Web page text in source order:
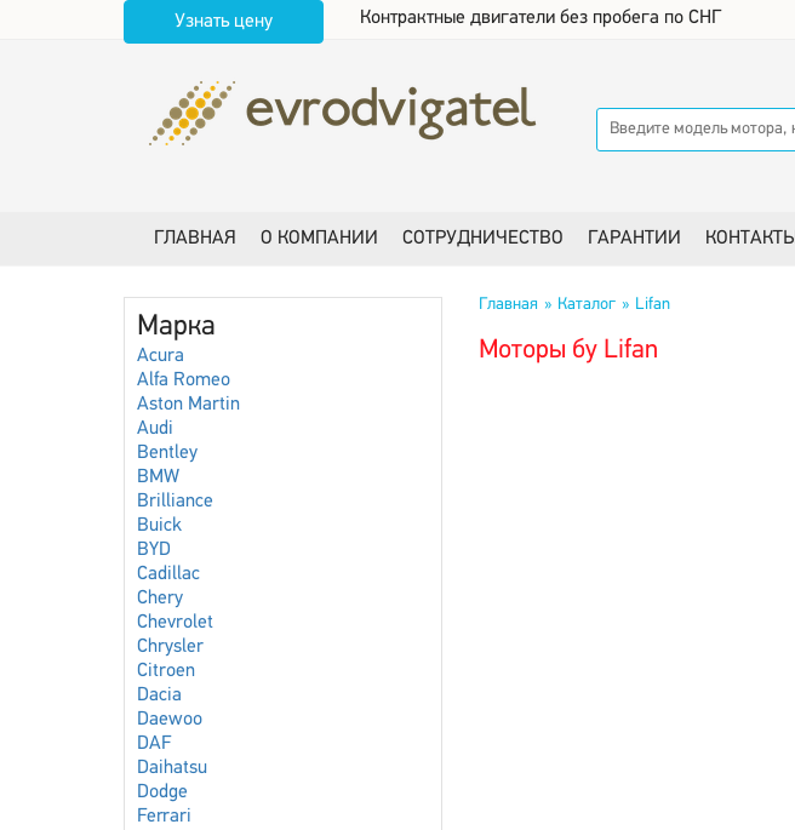
Узнать цену Контрактные двигатели без пробега по СНГ
ГЛАВНАЯ О КОМПАНИИ СОТРУДНИЧЕСТВО ГАРАНТИИ КОНТАКТЫ
Марка
Acura
Alfa Romeo
Aston Martin
Audi
Bentley
BMW
Brilliance
Buick
BYD
Cadillac
Chery
Chevrolet
Chrysler
Citroen
Dacia
Daewoo
DAF
Daihatsu
Dodge
Ferrari
Главная Каталог Lifan
Моторы бу Lifan